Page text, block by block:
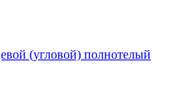
(угловой) полнотелый